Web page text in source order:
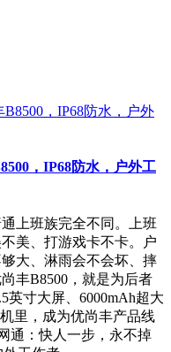
，IP68防水，户外工
上班族完全不同。上班
美、打游戏卡不卡。户
大、淋雨会不会坏、摔
丰B8500，就是为后者
英寸大屏、6000mAh超大
里，成为优尚丰产品线
通：快人一步，永不掉